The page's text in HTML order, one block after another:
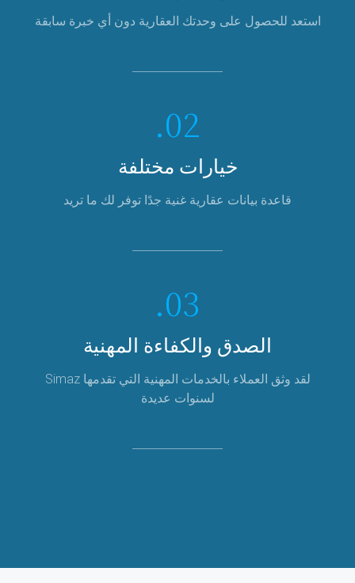
استعد للحصول على وحدتك العقارية دون أي خبرة سابقة
02.
خيارات مختلفة
قاعدة بيانات عقارية غنية جدًا توفر لك ما تريد
03.
الصدق والكفاءة المهنية
لقد وثق العملاء بالخدمات المهنية التي تقدمها Simaz
لسنوات عديدة